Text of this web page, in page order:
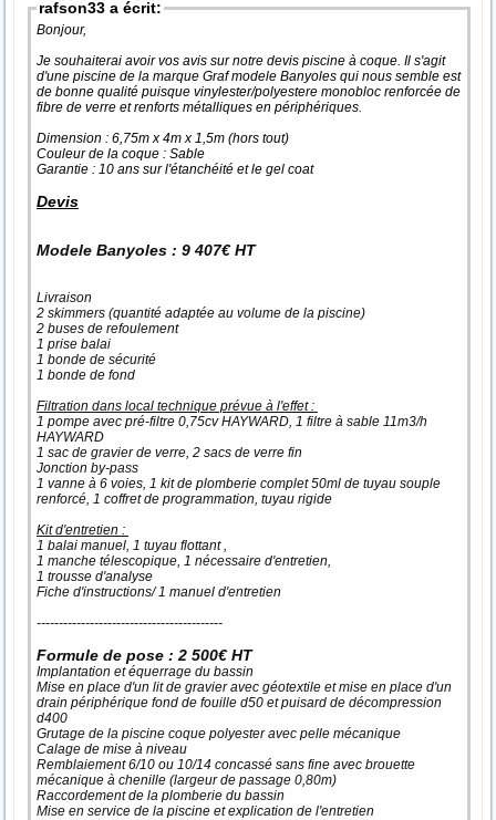
rafson33 a écrit:
Bonjour,
Je souhaiterai avoir vos avis sur notre devis piscine à coque. Il s'agit
d'une piscine de la marque Graf modele Banyoles qui nous semble est
de bonne qualité puisque vinylester/polyestere monobloc renforcée de
fibre de verre et renforts métalliques en périphériques.
Dimension : 6,75m x 4m x 1,5m (hors tout)
Couleur de la coque : Sable
Garantie : 10 ans sur l'étanchéité et le gel coat
Devis
Modele Banyoles : 9 407€ HT
Livraison
2 skimmers (quantité adaptée au volume de la piscine)
2 buses de refoulement
1 prise balai
1 bonde de sécurité
1 bonde de fond
Filtration dans local technique prévue à l'effet :
1 pompe avec pré-filtre 0,75cv HAYWARD, 1 filtre à sable 11m3/h
HAYWARD
1 sac de gravier de verre, 2 sacs de verre fin
Jonction by-pass
1 vanne à 6 voies, 1 kit de plomberie complet 50ml de tuyau souple
renforcé, 1 coffret de programmation, tuyau rigide
Kit d'entretien :
1 balai manuel, 1 tuyau flottant ,
1 manche télescopique, 1 nécessaire d'entretien,
1 trousse d'analyse
Fiche d'instructions/ 1 manuel d'entretien
------------------------------------------
Formule de pose : 2 500€ HT
Implantation et équerrage du bassin
Mise en place d'un lit de gravier avec géotextile et mise en place d'un
drain périphérique fond de fouille d50 et puisard de décompression
d400
Grutage de la piscine coque polyester avec pelle mécanique
Calage de mise à niveau
Remblaiement 6/10 ou 10/14 concassé sans fine avec brouette
mécanique à chenille (largeur de passage 0,80m)
Raccordement de la plomberie du bassin
Mise en service de la piscine et explication de l'entretien